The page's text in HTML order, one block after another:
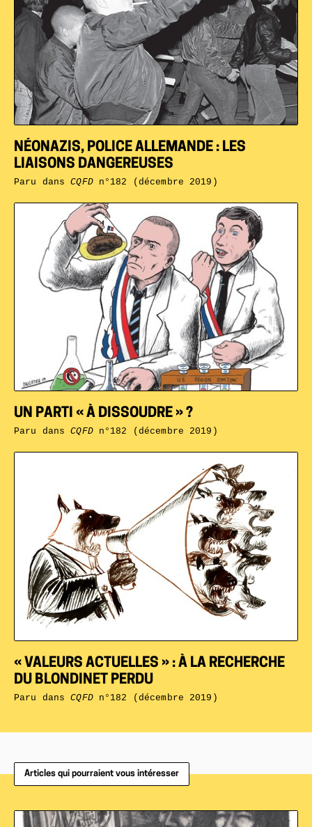
« VALEURS ACTUELLES » : À LA RECHERCHE
DU BLONDINET PERDU
Paru dansCQFDn°182 (décembre 2019)
UN PARTI « À DISSOUDRE » ?
Paru dansCQFDn°182 (décembre 2019)
NÉONAZIS, POLICE ALLEMANDE : LES
LIAISONS DANGEREUSES
Paru dansCQFDn°182 (décembre 2019)
Articles qui pourraient vous intéresser